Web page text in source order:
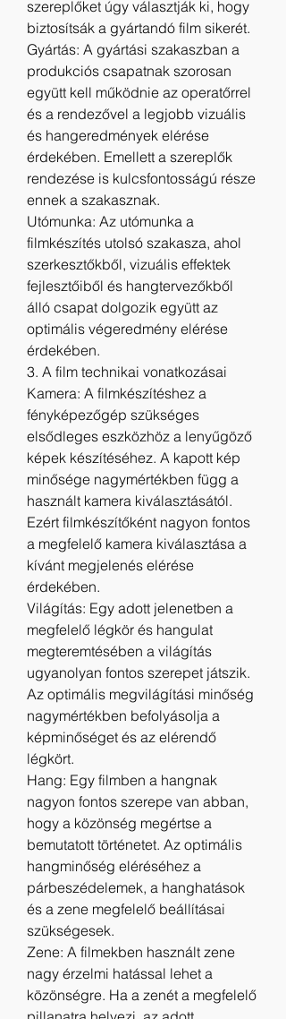
szereplőket úgy választják ki, hogy
biztosítsák a gyártandó film sikerét.
Gyártás: A gyártási szakaszban a
produkciós csapatnak szorosan
együtt kell működnie az operatőrrel
és a rendezővel a legjobb vizuális
és hangeredmények elérése
érdekében. Emellett a szereplők
rendezése is kulcsfontosságú része
ennek a szakasznak.
Utómunka: Az utómunka a
filmkészítés utolsó szakasza, ahol
szerkesztőkből, vizuális effektek
fejlesztőiből és hangtervezőkből
álló csapat dolgozik együtt az
optimális végeredmény elérése
érdekében.
3. A film technikai vonatkozásai
Kamera: A filmkészítéshez a
fényképezőgép szükséges
elsődleges eszközhöz a lenyűgöző
képek készítéséhez. A kapott kép
minősége nagymértékben függ a
használt kamera kiválasztásától.
Ezért filmkészítőként nagyon fontos
a megfelelő kamera kiválasztása a
kívánt megjelenés elérése
érdekében.
Világítás: Egy adott jelenetben a
megfelelő légkör és hangulat
megteremtésében a világítás
ugyanolyan fontos szerepet játszik.
Az optimális megvilágítási minőség
nagymértékben befolyásolja a
képminőséget és az elérendő
légkört.
Hang: Egy filmben a hangnak
nagyon fontos szerepe van abban,
hogy a közönség megértse a
bemutatott történetet. Az optimális
hangminőség eléréséhez a
párbeszédelemek, a hanghatások
és a zene megfelelő beállításai
szükségesek.
Zene: A filmekben használt zene
nagy érzelmi hatással lehet a
közönségre. Ha a zenét a megfelelő